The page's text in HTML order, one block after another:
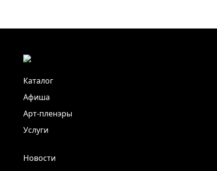
Каталог
Афиша
Арт-пленэры
Услуги
Новости